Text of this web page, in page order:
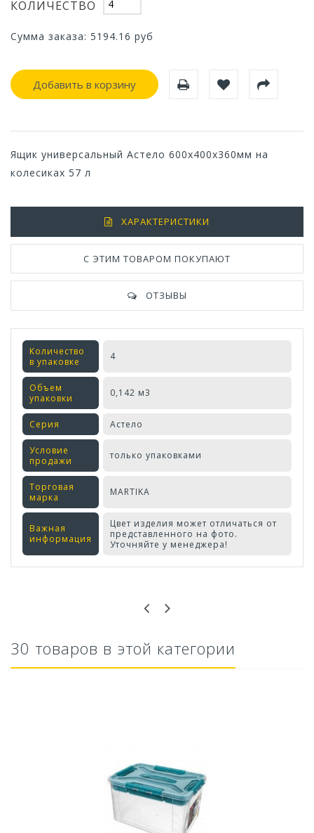
КОЛИЧЕСТВО
Сумма заказа: 5194.16 руб
Добавить в корзину
Ящик универсальный Астело 600х400х360мм на
колесиках 57 л
ХАРАКТЕРИСТИКИ
С ЭТИМ ТОВАРОМ ПОКУПАЮТ
ОТЗЫВЫ
Количество
в упаковке
4
Объем
упаковки
0,142 м3
Серия Астело
Условие
продажи
только упаковками
Торговая
марка
MARTIKA
Важная
информация
Цвет изделия может отличаться от
представленного на фото.
Уточняйте у менеджера!
Ускоритель компоста 60гр
30 товаров в этой категории